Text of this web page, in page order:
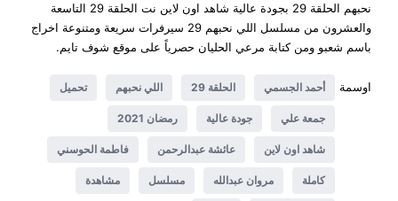
نحبهم الحلقة 29 بجودة عالية شاهد اون لاين نت الحلقة 29 التاسعة
والعشرون من مسلسل اللي نحبهم 29 سيرفرات سريعة ومتنوعة اخراج
باسم شعبو ومن كتابة مرعي الحليان حصرياً على موقع شوف تايم.
اوسمة أحمد الجسمي الحلقة 29 اللي نحبهم تحميل
جمعة علي جودة عالية رمضان 2021
شاهد اون لاين عائشة عبدالرحمن فاطمة الحوسني
كاملة مروان عبدالله مسلسل مشاهدة